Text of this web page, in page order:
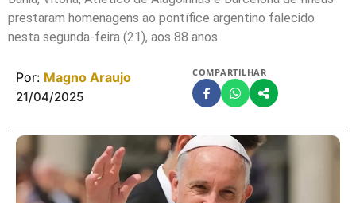
prestaram homenagens ao pontífice argentino falecido
nesta segunda-feira (21), aos 88 anos
Por: Magno Araujo
21/04/2025
COMPARTILHAR